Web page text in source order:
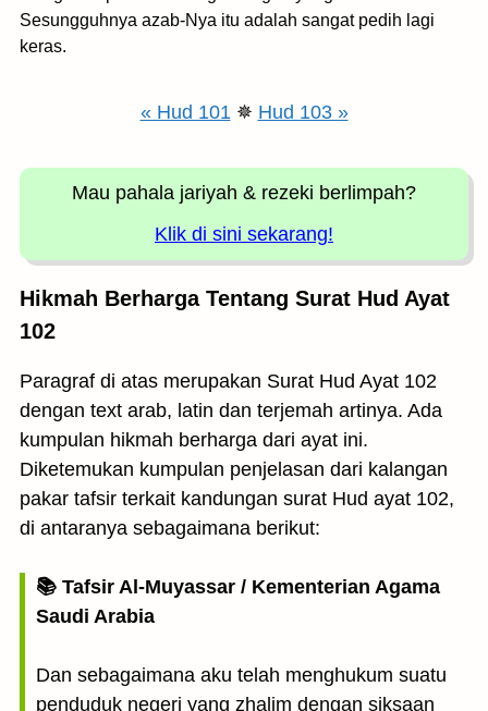
Sesungguhnya azab-Nya itu adalah sangat pedih lagi
keras.
« Hud 101✵ Hud 103 »
Mau pahala jariyah & rezeki berlimpah?
Klik di sini sekarang!
Hikmah Berharga Tentang Surat Hud Ayat
102
Paragraf di atas merupakan Surat Hud Ayat 102
dengan text arab, latin dan terjemah artinya. Ada
kumpulan hikmah berharga dari ayat ini.
Diketemukan kumpulan penjelasan dari kalangan
pakar tafsir terkait kandungan surat Hud ayat 102,
di antaranya sebagaimana berikut:
📚 Tafsir Al-Muyassar / Kementerian Agama
Saudi Arabia
Dan sebagaimana aku telah menghukum suatu
penduduk negeri yang zhalim dengan siksaan